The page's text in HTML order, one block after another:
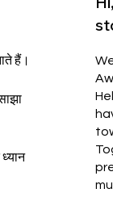
हैं।